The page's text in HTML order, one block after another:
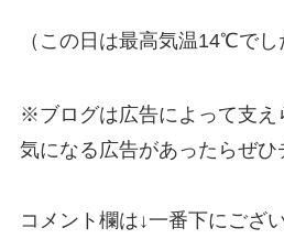
（この日は最高気温14℃でし
※ブログは広告によって支え
気になる広告があったらぜひ
コメント欄は↓一番下にござ